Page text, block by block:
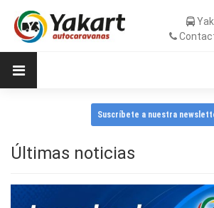
Suscríbete a nuestra
Últimas noticias